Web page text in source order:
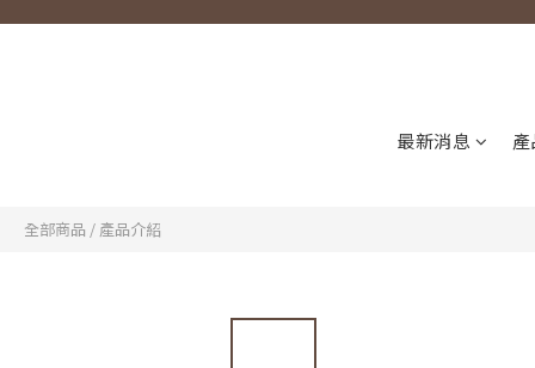
最新消息
全部商品 / 產品介紹